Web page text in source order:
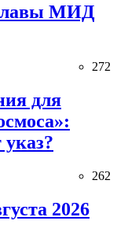
МИД
272
для
262
2026